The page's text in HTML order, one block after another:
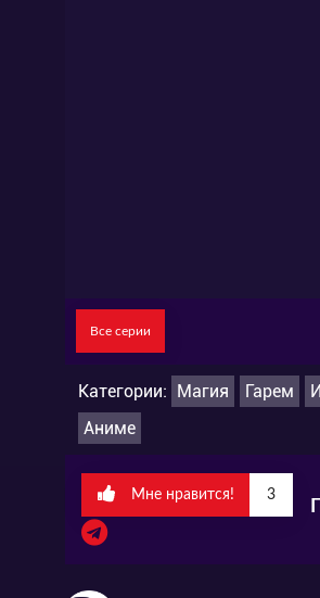
Все серии
Категории: Магия Гарем
Аниме
Мне нравится! 3